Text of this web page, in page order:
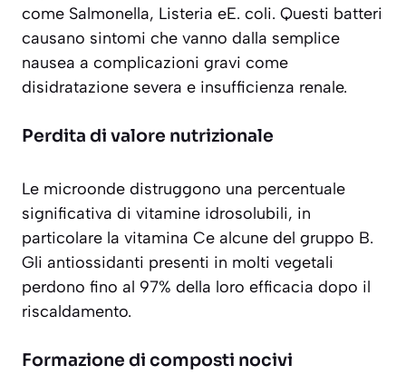
come Salmonella, Listeria eE. coli. Questi batteri
causano sintomi che vanno dalla semplice
nausea a complicazioni gravi come
disidratazione severa e insufficienza renale.
Perdita di valore nutrizionale
Le microonde distruggono una percentuale
significativa di vitamine idrosolubili, in
particolare la vitamina Ce alcune del gruppo B.
Gli antiossidanti presenti in molti vegetali
perdono fino al 97% della loro efficacia dopo il
riscaldamento.
Formazione di composti nocivi